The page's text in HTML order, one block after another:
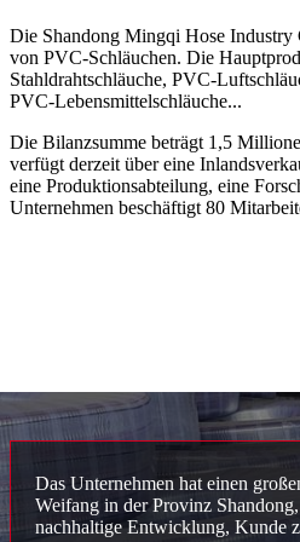
Die Shandong Mingqi Hose Industry
von PVC-Schläuchen. Die
Stahldrahtschläuche, PVC-
PVC-Lebensmittelschläuche...
Die Bilanzsumme beträgt 1,5
verfügt derzeit über eine
eine Produktionsabteilung, eine
Unternehmen beschäftigt 80
Das Unternehmen hat einen
Weifang in der Provinz
nachhaltige Entwicklung, Kunde